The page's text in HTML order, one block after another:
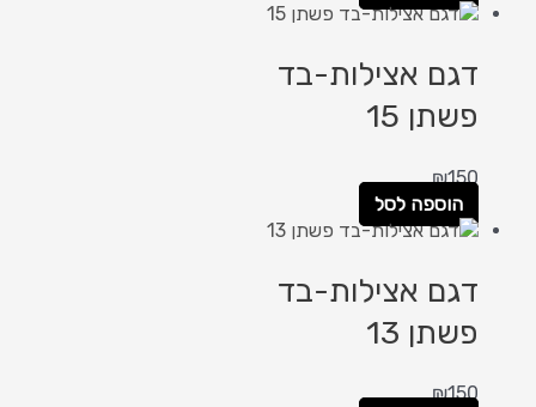
דגם אצילות-בד
פשתן 15
הוספה לסל
דגם אצילות-בד
פשתן 13